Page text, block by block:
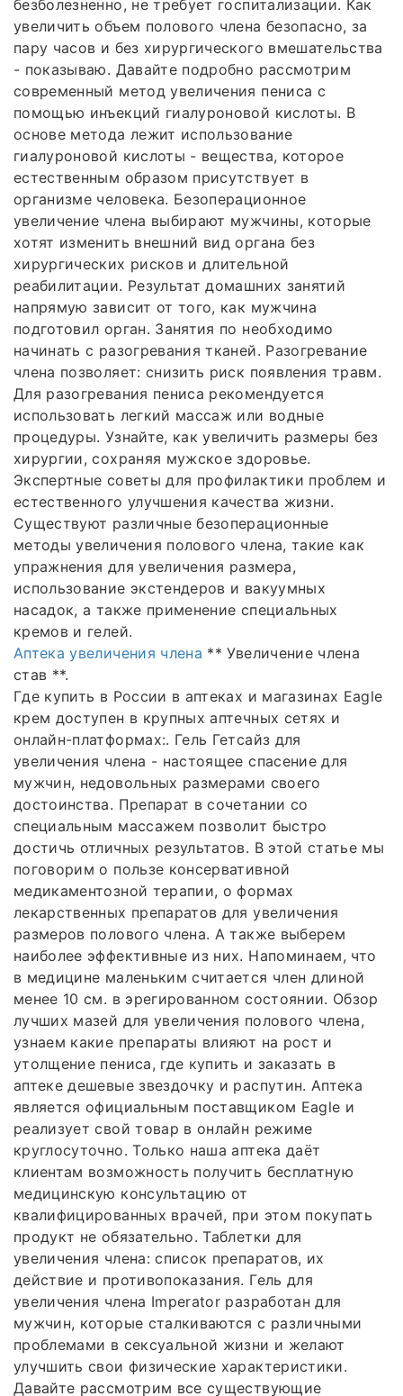
безболезненно, не требует госпитализации. Как
увеличить объем полового члена безопасно, за
пару часов и без хирургического вмешательства
- показываю. Давайте подробно рассмотрим
современный метод увеличения пениса с
помощью инъекций гиалуроновой кислоты. В
основе метода лежит использование
гиалуроновой кислоты - вещества, которое
естественным образом присутствует в
организме человека. Безоперационное
увеличение члена выбирают мужчины, которые
хотят изменить внешний вид органа без
хирургических рисков и длительной
реабилитации. Результат домашних занятий
напрямую зависит от того, как мужчина
подготовил орган. Занятия по необходимо
начинать с разогревания тканей. Разогревание
члена позволяет: снизить риск появления травм.
Для разогревания пениса рекомендуется
использовать легкий массаж или водные
процедуры. Узнайте, как увеличить размеры без
хирургии, сохраняя мужское здоровье.
Экспертные советы для профилактики проблем и
естественного улучшения качества жизни.
Существуют различные безоперационные
методы увеличения полового члена, такие как
упражнения для увеличения размера,
использование экстендеров и вакуумных
насадок, а также применение специальных
кремов и гелей.
Аптека увеличения члена ** Увеличение члена
став **.
Где купить в России в аптеках и магазинах Eagle
крем доступен в крупных аптечных сетях и
онлайн-платформах:. Гель Гетсайз для
увеличения члена - настоящее спасение для
мужчин, недовольных размерами своего
достоинства. Препарат в сочетании со
специальным массажем позволит быстро
достичь отличных результатов. В этой статье мы
поговорим о пользе консервативной
медикаментозной терапии, о формах
лекарственных препаратов для увеличения
размеров полового члена. А также выберем
наиболее эффективные из них. Напоминаем, что
в медицине маленьким считается член длиной
менее 10 см. в эрегированном состоянии. Обзор
лучших мазей для увеличения полового члена,
узнаем какие препараты влияют на рост и
утолщение пениса, где купить и заказать в
аптеке дешевые звездочку и распутин. Аптека
является официальным поставщиком Eagle и
реализует свой товар в онлайн режиме
круглосуточно. Только наша аптека даёт
клиентам возможность получить бесплатную
медицинскую консультацию от
квалифицированных врачей, при этом покупать
продукт не обязательно. Таблетки для
увеличения члена: список препаратов, их
действие и противопоказания. Гель для
увеличения члена Imperator разработан для
мужчин, которые сталкиваются с различными
проблемами в сексуальной жизни и желают
улучшить свои физические характеристики.
Давайте рассмотрим все существующие